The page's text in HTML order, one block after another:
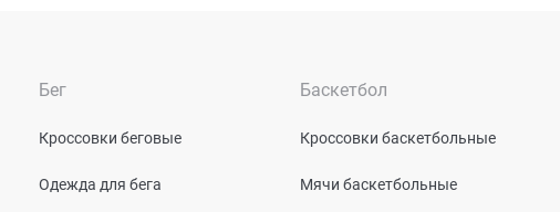
Бег
Кроссовки беговые
Одежда для бега
Баскетбол
Кроссовки баскетбольные
Мячи баскетбольные